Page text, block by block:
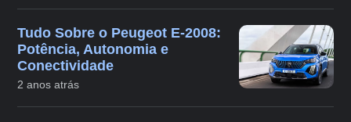
Tudo Sobre o Peugeot E-2008:
Potência, Autonomia e
Conectividade
2 anos atrás